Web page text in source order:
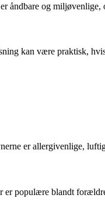
åndbare og
kan være praktisk,
er allergivenlige,
populære blandt